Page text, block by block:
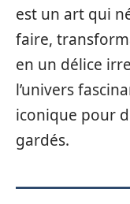
est un art qui
faire,
en un délice
l’univers
iconique pour
gardés.